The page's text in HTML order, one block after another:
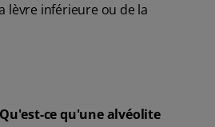
lèvre inférieure ou de la
Qu'est-ce qu'une alvéolite